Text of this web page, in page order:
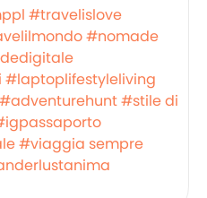
#travelislove
#nomade
#laptoplifestyleliving
#adventurehunt#stile di
#viaggia sempre